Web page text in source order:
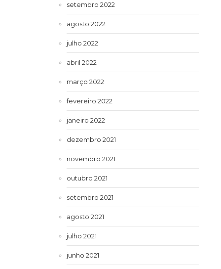
setembro 2022
agosto 2022
julho 2022
abril 2022
março 2022
fevereiro 2022
janeiro 2022
dezembro 2021
novembro 2021
outubro 2021
setembro 2021
agosto 2021
julho 2021
junho 2021